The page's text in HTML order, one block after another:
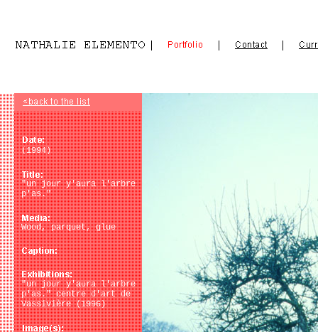
(1994)
"un jour y'aura l'arbre
p'as."
Wood, parquet, glue
"un jour y'aura l'arbre
p'as." centre d'art de
Vassivière (1996)